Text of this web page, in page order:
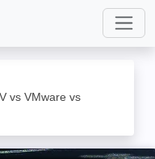
vs VMware vs